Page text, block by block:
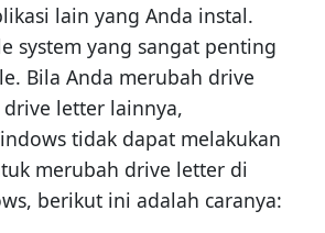
lain yang Anda instal.
system yang sangat penting
Bila Anda merubah drive
letter lainnya,
tidak dapat melakukan
merubah drive letter di
berikut ini adalah caranya: